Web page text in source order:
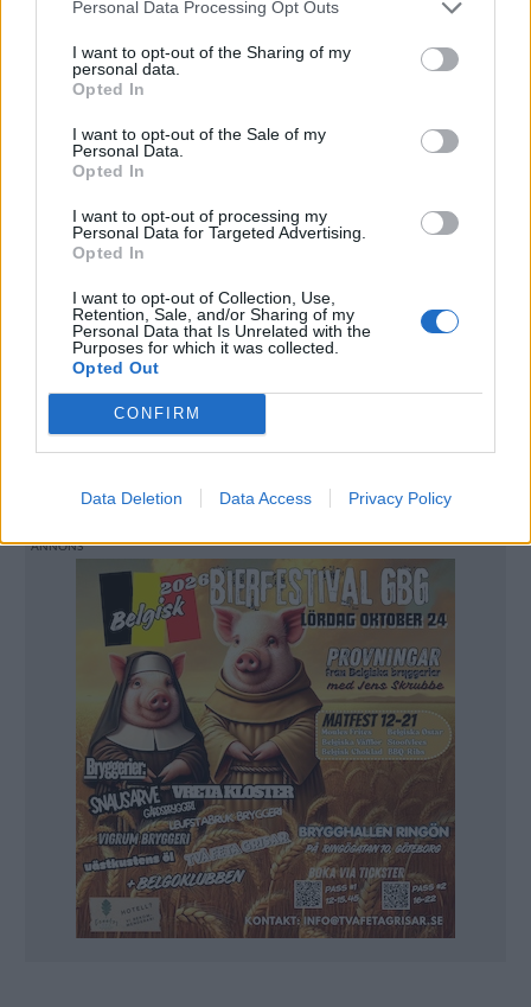
Personal Data Processing Opt Outs
I want to opt-out of the Sharing of my
personal data.
Opted In
I want to opt-out of the Sale of my
Personal Data.
Opted In
I want to opt-out of processing my
Personal Data for Targeted Advertising.
Opted In
I want to opt-out of Collection, Use,
Retention, Sale, and/or Sharing of my
Personal Data that Is Unrelated with the
Purposes for which it was collected.
Opted Out
CONFIRM
Data Deletion Data Access Privacy Policy
1. Cloud Brewery – Black Cloud Porter
3. Milos från Brewbros Malmö – Lakrits Stout Vanilla
Edition
Festlig avslutning på helsvenska festivalen
Äntligen – svenska ölfesten är tillbaka
Succé för satsningen mitt i pandemin